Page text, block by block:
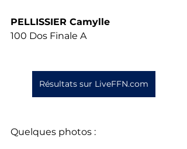
PELLISSIER Camylle
100 Dos Finale A
Résultats sur LiveFFN.com
Quelques photos :